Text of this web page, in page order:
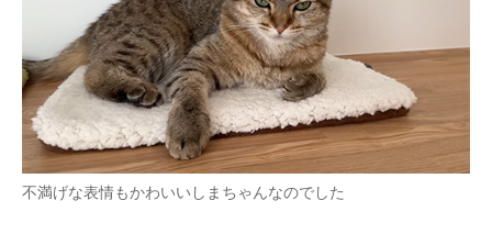
不満げな表情もかわいいしまちゃんなのでした